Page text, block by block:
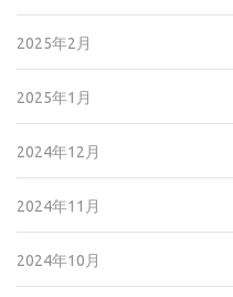
2025年2月
2025年1月
2024年12月
2024年11月
2024年10月